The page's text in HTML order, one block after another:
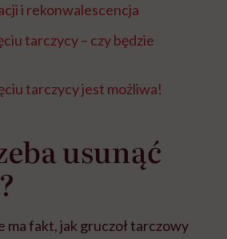
i rekonwalescencja
tarczycy – czy będzie
tarczycy jest możliwa!
usunąć
ma fakt, jak gruczoł tarczowy